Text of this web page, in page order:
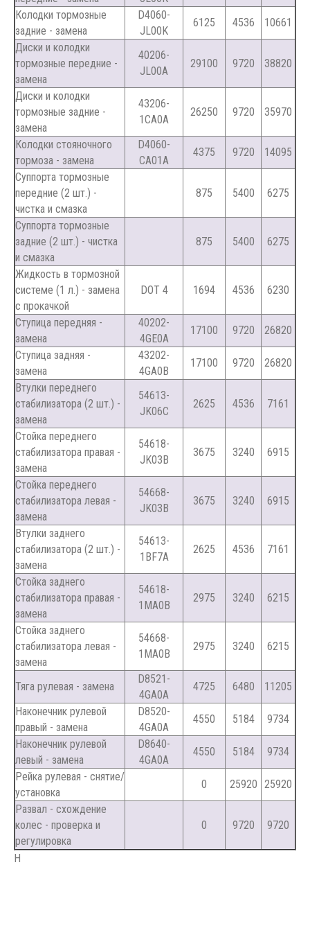
Колодки тормозные
задние - замена
D4060-
JL00K
6125 4536
10661
Диски и колодки
тормозные передние -
замена
40206-
JL00A
29100 9720 38820
Диски и колодки
тормозные задние -
замена
43206-
1CA0A
26250 9720 35970
Колодки стояночного
тормоза - замена
D4060-
CA01A
4375 9720
14095
Суппорта тормозные
передние (2 шт.) -
чистка и смазка
875 5400 6275
Суппорта тормозные
задние (2 шт.) - чистка
и смазка
875 5400 6275
Жидкость в тормозной
системе (1 л.) - замена
с прокачкой
DOT 4 1694 4536 6230
Ступица передняя -
замена
40202-
4GE0A
17100 9720
26820
Ступица задняя -
замена
43202-
4GA0B
17100 9720
26820
Втулки переднего
стабилизатора (2 шт.) -
замена
54613-
JK06C
2625 4536 7161
Стойка переднего
стабилизатора правая -
замена
54618-
JK03B
3675 3240 6915
Стойка переднего
стабилизатора левая -
замена
54668-
JK03B
3675 3240 6915
Втулки заднего
стабилизатора (2 шт.) -
замена
54613-
1BF7A
2625 4536 7161
Стойка заднего
стабилизатора правая -
замена
54618-
1MA0B
2975 3240 6215
Стойка заднего
стабилизатора левая -
замена
54668-
1MA0B
2975 3240 6215
Тяга рулевая - замена
D8521-
4GA0A
4725 6480
11205
Наконечник рулевой
правый - замена
D8520-
4GA0A
4550 5184
9734
Наконечник рулевой
левый - замена
D8640-
4GA0A
4550 5184
9734
Рейка рулевая - снятие/
установка
0 25920 25920
Развал - схождение
колес - проверка и
регулировка
0 9720 9720
Н